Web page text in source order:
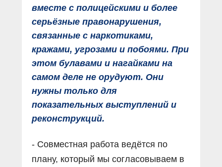
вместе с полицейскими и более
серьёзные правонарушения,
связанные с наркотиками,
кражами, угрозами и побоями. При
этом булавами и нагайками на
самом деле не орудуют. Они
нужны только для
показательных выступлений и
реконструкций.
- Совместная работа ведётся по
плану, который мы согласовываем в